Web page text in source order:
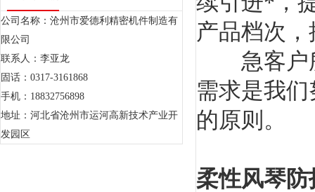
公司名称：沧州市爱德利精密机件制造有
限公司
联系人：李亚龙
固话：0317-3161868
手机：18832756898
地址：河北省沧州市运河高新技术产业开
发园区
产品档次
急客户所
需求是我
的原则。
柔性风琴